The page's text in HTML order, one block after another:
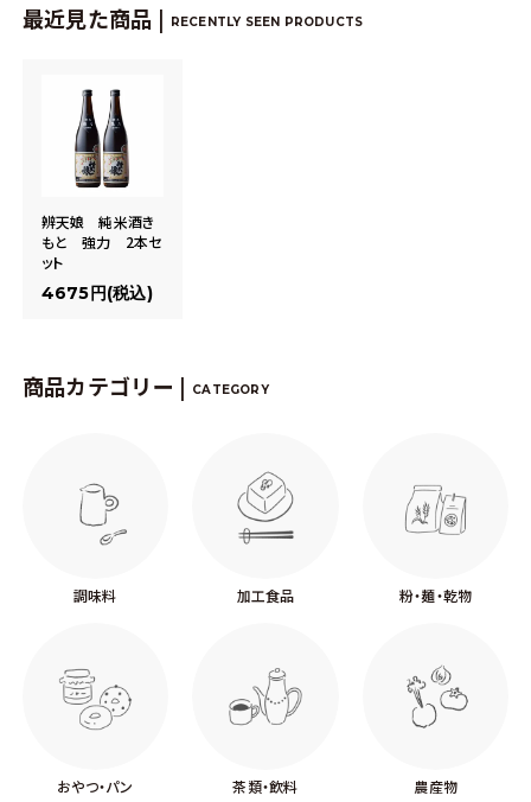
最近見た商品 | RECENTLY SEEN PRODUCTS
辨天娘 純米酒き
もと 強力 2本セ
ット
4675円(税込)
商品カテゴリー | CATEGORY
調味料 加工食品 粉・麺・乾物
おやつ・パン 茶類・飲料 農産物